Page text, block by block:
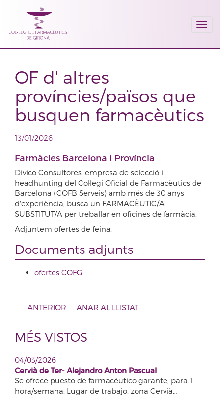
OF d' altres
províncies/països que
busquen farmacèutics
13/01/2026
Farmàcies Barcelona i Província
Divico Consultores, empresa de selecció i
headhunting del Col·legi Oficial de Farmacèutics de
Barcelona (COFB Serveis) amb més de 30 anys
d'experiència, busca un FARMACÈUTIC/A
SUBSTITUT/A per treballar en oficines de farmàcia.
Adjuntem ofertes de feina.
Documents adjunts
ofertes COFG
ANTERIOR ANAR AL LLISTAT
MÉS VISTOS
04/03/2026
Cervià de Ter- Alejandro Anton Pascual
Se ofrece puesto de farmacéutico garante, para 1
hora/semana: Lugar de trabajo, zona Cervià…